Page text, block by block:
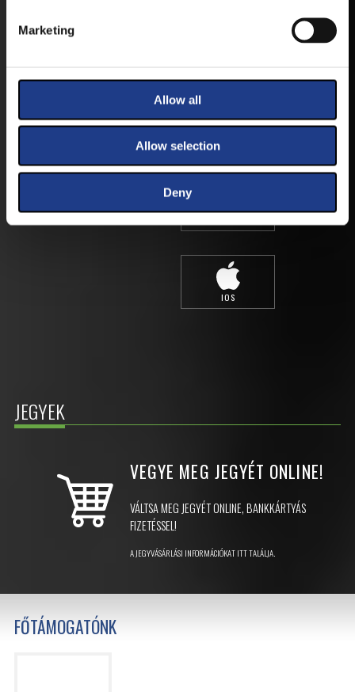
Marketing
Allow all
Allow selection
Deny
JEGYEK
VEGYE MEG JEGYÉT ONLINE!
VÁLTSA MEG JEGYÉT ONLINE, BANKKÁRTYÁS
FIZETÉSSEL!
A JEGYVÁSÁRLÁSI INFORMÁCIÓKAT ITT TALÁLJA.
LEGFRISSEBB HÍREINKRŐL,
FELLÉPŐKRŐL, ESŐ ESETÉN
HELYSZÍNVÁLTOZÁSRÓL.
ELÉRHETŐ ANDROID ÉS IOS RENDSZEREKRE AZ
IOS
FŐTÁMOGATÓNK